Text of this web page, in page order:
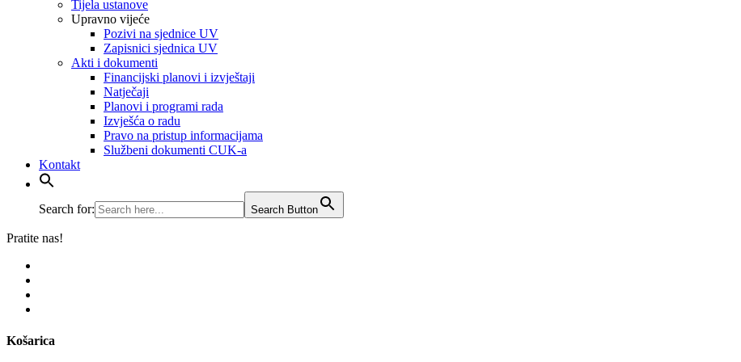
Tijela ustanove
Upravno vijeće
Pozivi na sjednice UV
Zapisnici sjednica UV
Akti i dokumenti
Financijski planovi i izvještaji
Natječaji
Planovi i programi rada
Izvješća o radu
​​​​​​​Pravo na pristup informacijama
Službeni dokumenti CUK-a
Kontakt
Search for: Search Button
Pratite nas!
Košarica